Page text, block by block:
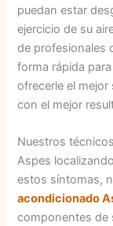
puedan estar
ejercicio de su
de profesionales
forma rápida
ofrecerle el
con el mejor
Nuestros
Aspes
estos síntomas,
acondicionado
componentes de